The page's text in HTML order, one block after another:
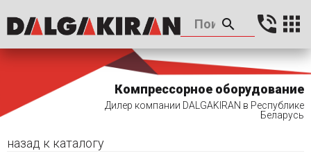
Компрессорное оборудование
Дилер компании DALGAKIRAN в Республике
Беларусь
назад к каталогу